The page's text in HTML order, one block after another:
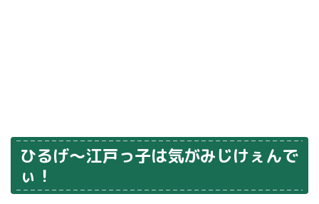
ひるげ～江戸っ子は気がみじけぇんで
ぃ！